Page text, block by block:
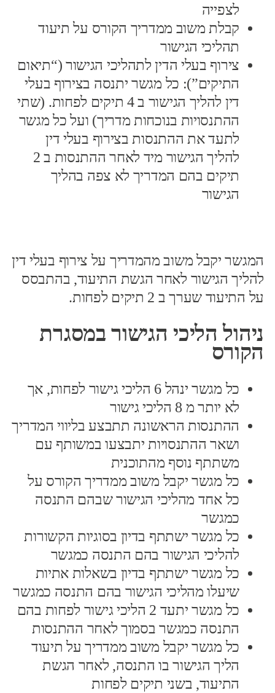
לצפייה
קבלת משוב ממדריך הקורס על תיעוד
תהליכי הגישור
צירוף בעלי הדין לתהליכי הגישור (“תיאום
התיקים”): כל מגשר יתנסה בצירוף בעלי
דין להליך הגישור ב 4 תיקים לפחות. (שתי
ההתנסויות בנוכחות מדריך) ועל כל מגשר
לתעד את ההתנסות בצירוף בעלי דין
להליך הגישור מיד לאחר ההתנסות ב 2
תיקים בהם המדריך לא צפה בהליך
הגישור
המגשר יקבל משוב מהמדריך על צירוף בעלי דין
להליך הגישור לאחר הגשת התיעוד, בהתבסס
על התיעוד שערך ב 2 תיקים לפחות.
ניהול הליכי הגישור במסגרת
הקורס
כל מגשר ינהל 6 הליכי גישור לפחות, אך
לא יותר מ 8 הליכי גישור
ההתנסות הראשונה תתבצע בליווי המדריך
ושאר ההתנסויות יתבצעו במשותף עם
משתתף נוסף מהתוכנית
כל מגשר יקבל משוב ממדריך הקורס על
כל אחד מהליכי הגישור שבהם התנסה
כמגשר
כל מגשר ישתתף בדיון בסוגיות הקשורות
להליכי הגישור בהם התנסה כמגשר
כל מגשר ישתתף בדיון בשאלות אתיות
שיעלו מהליכי הגישור בהם התנסה כמגשר
כל מגשר יתעד 2 הליכי גישור לפחות בהם
התנסה כמגשר בסמוך לאחר ההתנסות
כל מגשר יקבל משוב ממדריך על תיעוד
הליך הגישור בו התנסה, לאחר הגשת
התיעוד, בשני תיקים לפחות